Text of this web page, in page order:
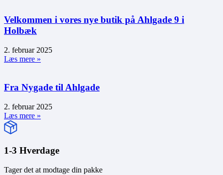
Velkommen i vores nye butik på Ahlgade 9 i
Holbæk
2. februar 2025
Læs mere »
Fra Nygade til Ahlgade
2. februar 2025
Læs mere »
1-3 Hverdage
Tager det at modtage din pakke